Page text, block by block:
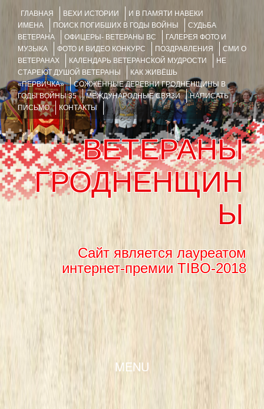
ГЛАВНАЯ ВЕХИ ИСТОРИИ
И В ПАМЯТИ НАВЕКИ
ИМЕНА
ПОИСК ПОГИБШИХ В ГОДЫ ВОЙНЫ
СУДЬБА
ВЕТЕРАНА
ОФИЦЕРЫ- ВЕТЕРАНЫ ВС
ГАЛЕРЕЯ ФОТО И
МУЗЫКА
ФОТО И ВИДЕО КОНКУРС ПОЗДРАВЛЕНИЯ
СМИ О
ВЕТЕРАНАХ
КАЛЕНДАРЬ ВЕТЕРАНСКОЙ МУДРОСТИ
НЕ
СТАРЕЮТ ДУШОЙ ВЕТЕРАНЫ
КАК ЖИВЁШЬ
«ПЕРВИЧКА»
СОЖЖЁННЫЕ ДЕРЕВНИ ГРОДНЕНЩИНЫ В
ГОДЫ ВОЙНЫ 35
МЕЖДУНАРОДНЫЕ СВЯЗИ
НАПИСАТЬ
ПИСЬМО
КОНТАКТЫ
ВЕТЕРАНЫ
ГРОДНЕНЩИН
Ы
Сайт является лауреатом
интернет-премии TIBO-2018
MENU
SKIP TO CONTENT